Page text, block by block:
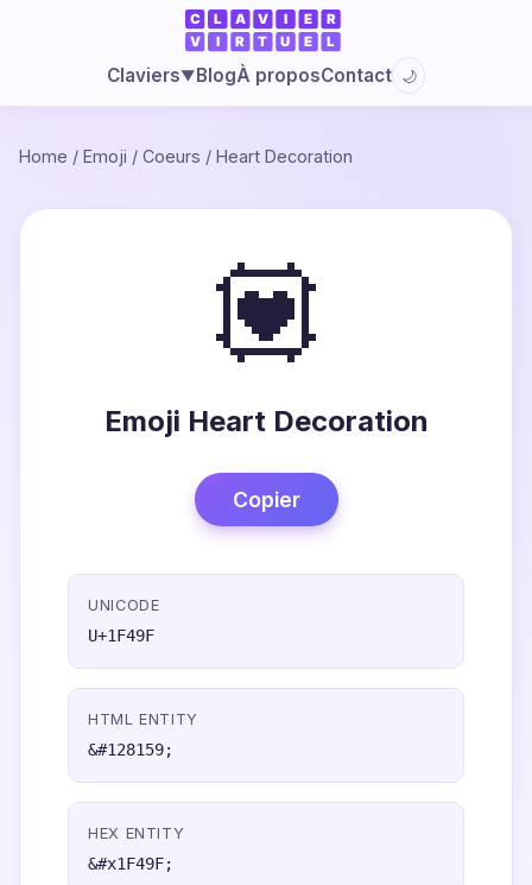
Claviers▼BlogÀ proposContact 🌙
Home / Emoji / Coeurs / Heart Decoration
💟
Emoji Heart Decoration
Copier
UNICODE
U+1F49F
HTML ENTITY
&#128159;
HEX ENTITY
&#x1F49F;